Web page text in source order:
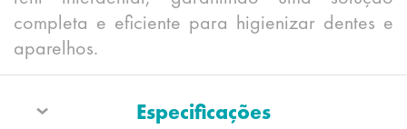
completa e eficiente para higienizar dentes e
aparelhos.
Especificações